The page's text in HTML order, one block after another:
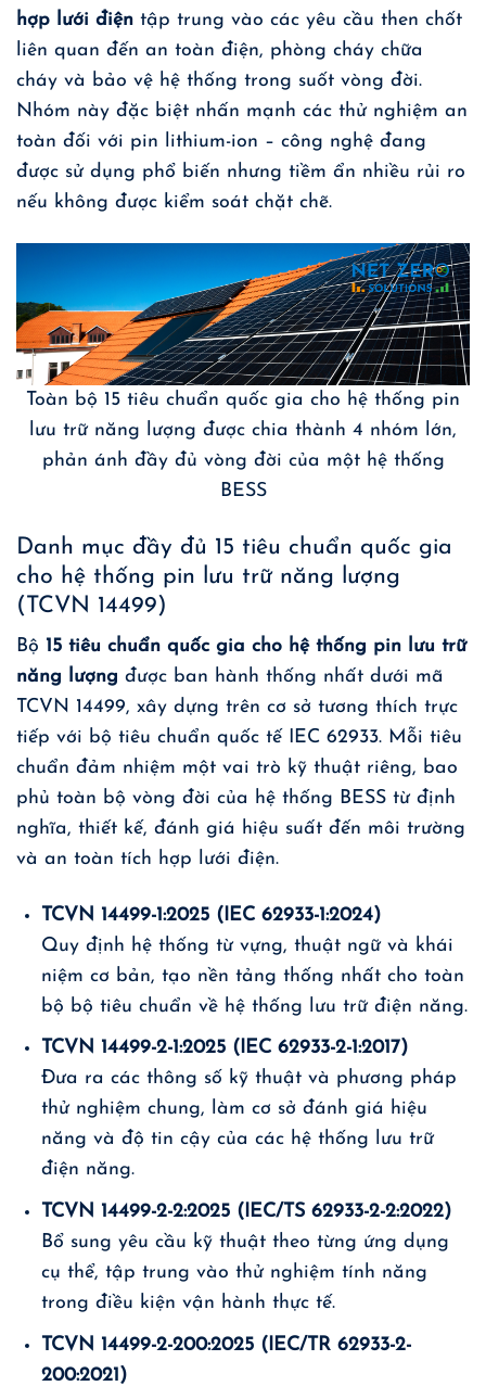
hợp lưới điện tập trung vào các yêu cầu then chốt
liên quan đến an toàn điện, phòng cháy chữa
cháy và bảo vệ hệ thống trong suốt vòng đời.
Nhóm này đặc biệt nhấn mạnh các thử nghiệm an
toàn đối với pin lithium-ion – công nghệ đang
được sử dụng phổ biến nhưng tiềm ẩn nhiều rủi ro
nếu không được kiểm soát chặt chẽ.
Toàn bộ 15 tiêu chuẩn quốc gia cho hệ thống pin
lưu trữ năng lượng được chia thành 4 nhóm lớn,
phản ánh đầy đủ vòng đời của một hệ thống
BESS
Danh mục đầy đủ 15 tiêu chuẩn quốc gia
cho hệ thống pin lưu trữ năng lượng
(TCVN 14499)
Bộ 15 tiêu chuẩn quốc gia cho hệ thống pin lưu trữ
năng lượng được ban hành thống nhất dưới mã
TCVN 14499, xây dựng trên cơ sở tương thích trực
tiếp với bộ tiêu chuẩn quốc tế IEC 62933. Mỗi tiêu
chuẩn đảm nhiệm một vai trò kỹ thuật riêng, bao
phủ toàn bộ vòng đời của hệ thống BESS từ định
nghĩa, thiết kế, đánh giá hiệu suất đến môi trường
và an toàn tích hợp lưới điện.
TCVN 14499-1:2025 (IEC 62933-1:2024)
Quy định hệ thống từ vựng, thuật ngữ và khái
niệm cơ bản, tạo nền tảng thống nhất cho toàn
bộ bộ tiêu chuẩn về hệ thống lưu trữ điện năng.
TCVN 14499-2-1:2025 (IEC 62933-2-1:2017)
Đưa ra các thông số kỹ thuật và phương pháp
thử nghiệm chung, làm cơ sở đánh giá hiệu
năng và độ tin cậy của các hệ thống lưu trữ
điện năng.
TCVN 14499-2-2:2025 (IEC/TS 62933-2-2:2022)
Bổ sung yêu cầu kỹ thuật theo từng ứng dụng
cụ thể, tập trung vào thử nghiệm tính năng
trong điều kiện vận hành thực tế.
TCVN 14499-2-200:2025 (IEC/TR 62933-2-
200:2021)